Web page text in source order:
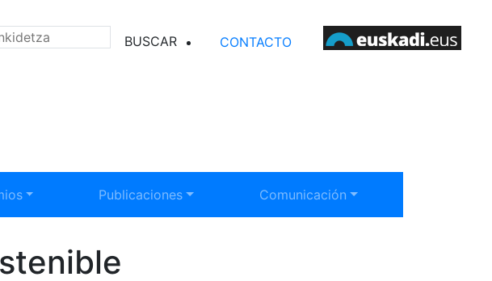
BUSCAR EN ELANKIDETZA
CONTACTO
Mostrar submenú:
Publicaciones Mostrar submenú:
Comunicación